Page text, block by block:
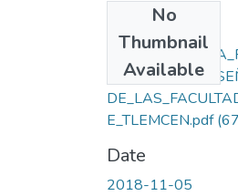
No
Thumbnail
Available
E_TLEMCEN.pdf
Date
2018-11-05